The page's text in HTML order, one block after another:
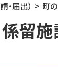
・届出） 町
留施